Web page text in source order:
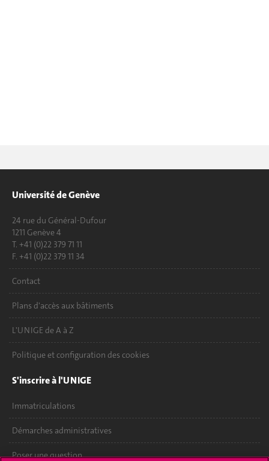
Université de Genève
24 rue du Général-Dufour
1211 Genève 4
T. +41 (0)22 379 71 11
F. +41 (0)22 379 11 34
Contact
Plans d'accès aux bâtiments
L'UNIGE de A à Z
Politique et configuration des cookies
S'inscrire à l'UNIGE
Immatriculations
Démarches administratives
Poser une question